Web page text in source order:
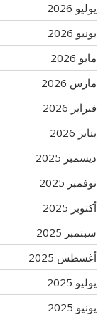
يوليو 2026
يونيو 2026
مايو 2026
مارس 2026
فبراير 2026
يناير 2026
ديسمبر 2025
نوفمبر 2025
أكتوبر 2025
سبتمبر 2025
أغسطس 2025
يوليو 2025
يونيو 2025